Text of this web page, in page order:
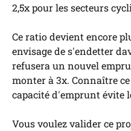
2,5x pour les secteurs
Ce ratio devient encore
envisage de s'endetter
refusera un nouvel
monter à 3x. Connaître
capacité d'emprunt évite
Vous voulez valider ce